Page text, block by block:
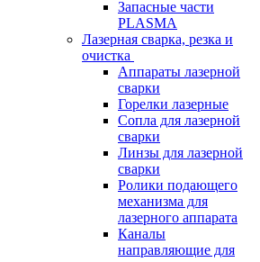
Запасные части
PLASMA
Лазерная сварка, резка и
очистка
Аппараты лазерной
сварки
Горелки лазерные
Сопла для лазерной
сварки
Линзы для лазерной
сварки
Ролики подающего
механизма для
лазерного аппарата
Каналы
направляющие для